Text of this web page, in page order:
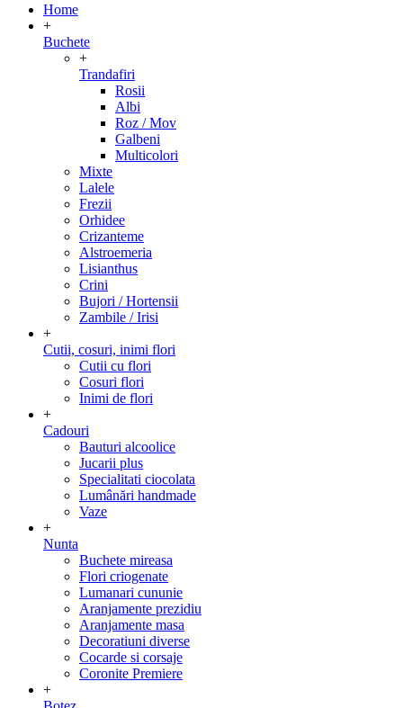
Home
+
Buchete
+
Trandafiri
Rosii
Albi
Roz / Mov
Galbeni
Multicolori
Mixte
Lalele
Frezii
Orhidee
Crizanteme
Alstroemeria
Lisianthus
Crini
Bujori / Hortensii
Zambile / Irisi
+
Cutii, cosuri, inimi flori
Cutii cu flori
Cosuri flori
Inimi de flori
+
Cadouri
Bauturi alcoolice
Jucarii plus
Specialitati ciocolata
Lumânări handmade
Vaze
+
Nunta
Buchete mireasa
Flori criogenate
Lumanari cununie
Aranjamente prezidiu
Aranjamente masa
Decoratiuni diverse
Cocarde si corsaje
Coronite Premiere
+